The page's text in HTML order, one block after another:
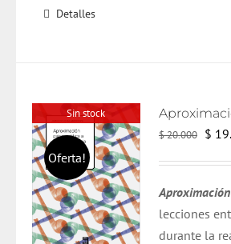
Detalles
Sin stock
Oferta!
$20.000 El
era:
$
$
lecciones
durante la